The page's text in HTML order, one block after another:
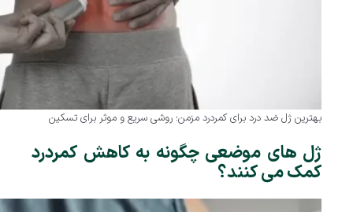
بهترین ژل ضد درد برای کمردرد مزمن؛ روشی سریع و موثر برای تسکین
ژل های موضعی چگونه به کاهش کمردرد
کمک می کنند؟